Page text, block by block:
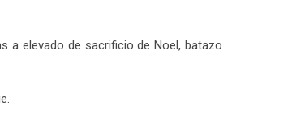
a elevado de sacrificio de Noel, batazo